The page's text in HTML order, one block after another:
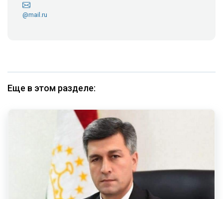
@mail.ru
Еще в этом разделе: